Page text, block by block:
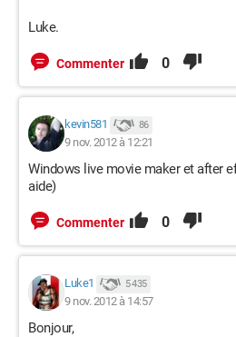
Luke.
Commenter 0
kevin581 86
9 nov. 2012 à 12:21
Windows live movie maker et after
aide)
Commenter 0
Luke1 5 435
9 nov. 2012 à 14:57
Bonjour,